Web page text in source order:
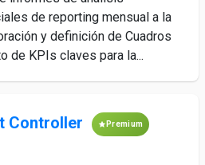
de reporting mensual a la
y definición de Cuadros
de KPIs claves para la...
Controller Premium